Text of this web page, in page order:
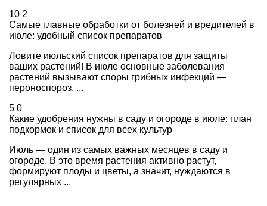
10 2
Самые главные обработки от болезней и вредителей в
июле: удобный список препаратов
Ловите июльский список препаратов для защиты
ваших растений! В июле основные заболевания
растений вызывают споры грибных инфекций —
пероноспороз, ...
5 0
Какие удобрения нужны в саду и огороде в июле: план
подкормок и список для всех культур
Июль — один из самых важных месяцев в саду и
огороде. В это время растения активно растут,
формируют плоды и цветы, а значит, нуждаются в
регулярных ...